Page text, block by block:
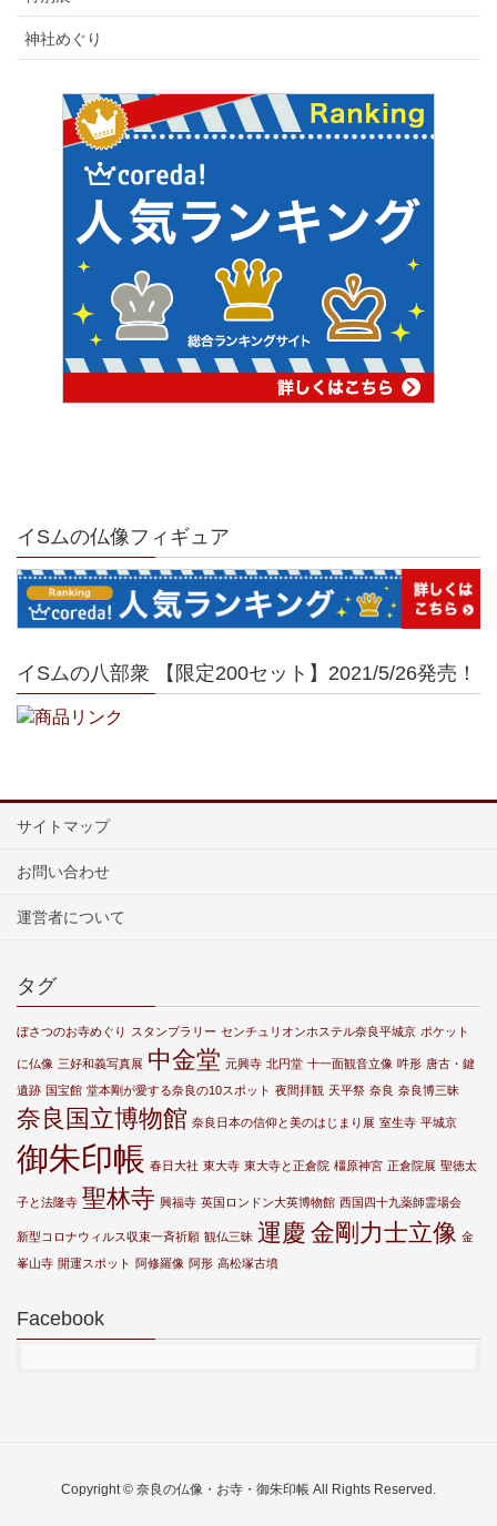
神社めぐり
イSムの仏像フィギュア
イSムの八部衆 【限定200セット】2021/5/26発売！
サイトマップ
お問い合わせ
運営者について
タグ
ぼさつのお寺めぐり スタンプラリー センチュリオンホステル奈良平城京 ポケット
に仏像 三好和義写真展 中金堂 元興寺 北円堂 十一面観音立像 吽形 唐古・鍵
遺跡 国宝館 堂本剛が愛する奈良の10スポット 夜間拝観 天平祭 奈良 奈良博三昧
奈良国立博物館 奈良日本の信仰と美のはじまり展 室生寺 平城京
御朱印帳 春日大社 東大寺 東大寺と正倉院 橿原神宮 正倉院展 聖徳太
子と法隆寺 聖林寺 興福寺 英国ロンドン大英博物館 西国四十九薬師霊場会
新型コロナウィルス収束一斉祈願 観仏三昧 運慶 金剛力士立像 金
峯山寺 開運スポット 阿修羅像 阿形 高松塚古墳
Facebook
Copyright © 奈良の仏像・お寺・御朱印帳 All Rights Reserved.